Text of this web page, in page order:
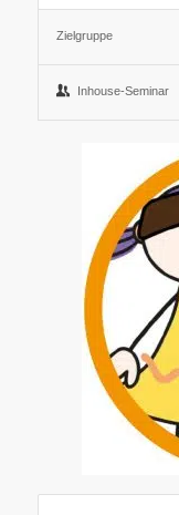
Zielgruppe
Inhouse-Seminar